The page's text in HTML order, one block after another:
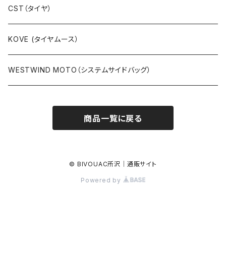
カーボン製
ラリーキットCNC（フレームマウント）
キットラリー（ステムマウント）
パーツ等
CST（タイヤ）
KOVE (タイヤムース）
WESTWIND MOTO（システムサイドバッグ）
商品一覧に戻る
© BIVOUAC所沢｜通販サイト
Powered by